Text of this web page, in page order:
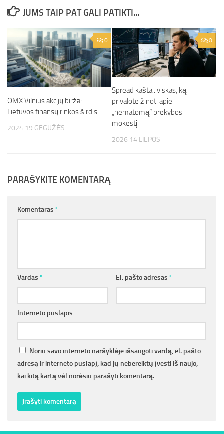
JUMS TAIP PAT GALI PATIKTI...
0
OMX Vilnius akcijų birža:
Lietuvos finansų rinkos širdis
2024 19 GEGUŽĖS
0
Spread kaštai: viskas, ką
privalote žinoti apie
„nematomą“ prekybos
mokestį
2026 14 LIEPOS
PARAŠYKITE KOMENTARĄ
Komentaras *
Vardas * El. pašto adresas *
Interneto puslapis
Noriu savo interneto naršyklėje išsaugoti vardą, el. pašto
adresą ir interneto puslapį, kad jų nebereiktų įvesti iš naujo,
kai kitą kartą vėl norėsiu parašyti komentarą.